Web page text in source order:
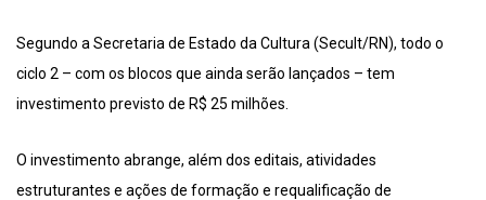
Segundo a Secretaria de Estado da Cultura (Secult/RN), todo o
ciclo 2 – com os blocos que ainda serão lançados – tem
investimento previsto de R$ 25 milhões.
O investimento abrange, além dos editais, atividades
estruturantes e ações de formação e requalificação de